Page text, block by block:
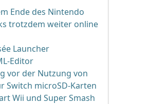
Ende des Nintendo
trotzdem weiter online
Launcher
Editor
vor der Nutzung von
Switch microSD-Karten
Wii und Super Smash